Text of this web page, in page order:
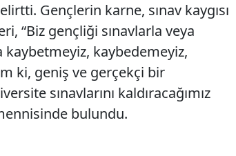
Gençlerin karne, sınav kaygısı
“Biz gençliği sınavlarla veya
kaybedemeyiz,
ki, geniş ve gerçekçi bir
sınavlarını kaldıracağımız
bulundu.